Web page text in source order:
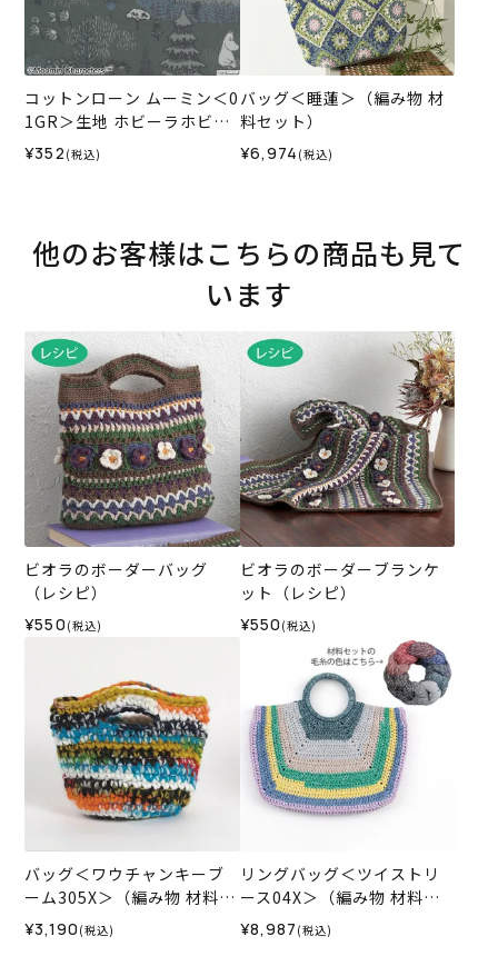
コットンローン ムーミン＜0
1GR＞生地 ホビーラホビー
レデザインコレクション
¥352 (税込)
バッグ＜睡蓮＞（編み物 材
料セット）
¥6,974 (税込)
他のお客様はこちらの商品も見て
います
ビオラのボーダーバッグ
（レシピ）
¥550 (税込)
ビオラのボーダーブランケ
ット（レシピ）
¥550 (税込)
バッグ＜ワウチャンキーブ
ーム305X＞（編み物 材料セ
ット）
¥3,190 (税込)
リングバッグ＜ツイストリ
ース04X＞（編み物 材料セ
ット）
¥8,987 (税込)